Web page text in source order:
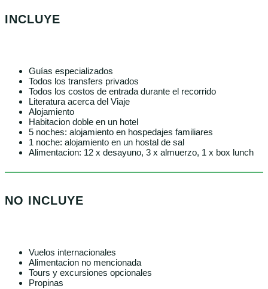
INCLUYE
Guías especializados
Todos los transfers privados
Todos los costos de entrada durante el recorrido
Literatura acerca del Viaje
Alojamiento
Habitacion doble en un hotel
5 noches: alojamiento en hospedajes familiares
1 noche: alojamiento en un hostal de sal
Alimentacion: 12 x desayuno, 3 x almuerzo, 1 x box lunch
NO INCLUYE
Vuelos internacionales
Alimentacion no mencionada
Tours y excursiones opcionales
Propinas